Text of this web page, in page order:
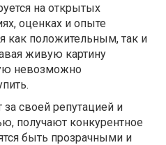
на открытых
оценках и опыте
как положительным, так и
живую картину
невозможно
своей репутацией и
получают конкурентное
быть прозрачными и